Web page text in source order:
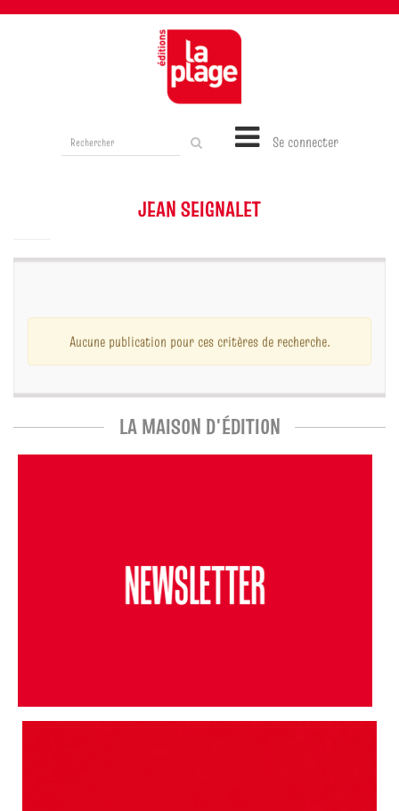
Se connecter
JEAN SEIGNALET
Aucune publication pour ces critères de recherche.
LA MAISON D'ÉDITION